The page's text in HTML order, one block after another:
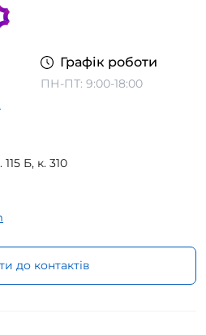
Графік роботи
ПН-ПТ: 9:00-18:00
Б, к. 310
до контактів